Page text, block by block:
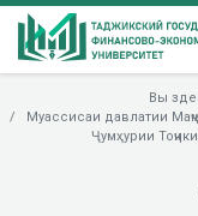
Вы
Муассисаи давлатии
Ҷумҳурии